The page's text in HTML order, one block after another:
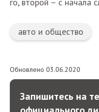
го, второй – с начала
авто и общество
Обновлено 03.06.2020
Запишитесь на